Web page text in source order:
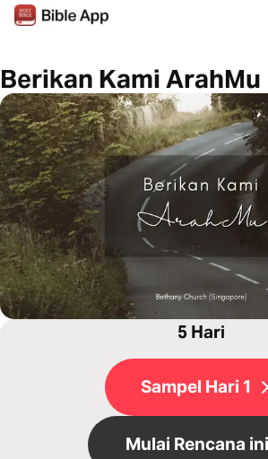
Berikan Kami ArahMu
5 Hari
Sampel Hari 1
Mulai Rencana ini